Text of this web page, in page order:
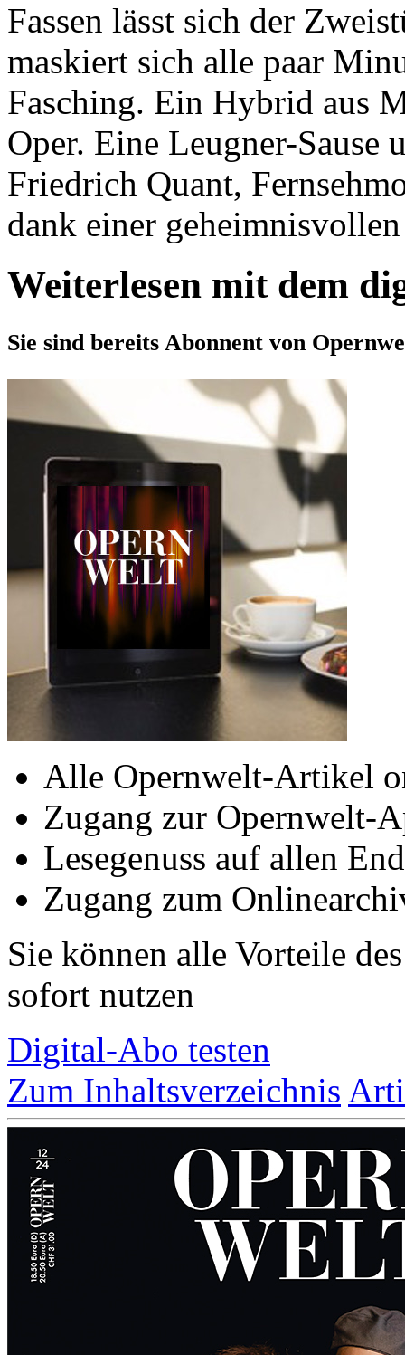
Fassen lässt sich der
maskiert sich alle paar
Fasching. Ein Hybrid aus
Oper. Eine Leugner-
Friedrich Quant,
dank einer
Weiterlesen mit dem
Sie sind bereits Abonnent von
Alle Opernwelt-Artikel
Zugang zur Opernwelt-
Lesegenuss auf allen
Zugang zum
Sie können alle Vorteile
sofort nutzen
Digital-Abo testen
Zum Inhaltsverzeichnis